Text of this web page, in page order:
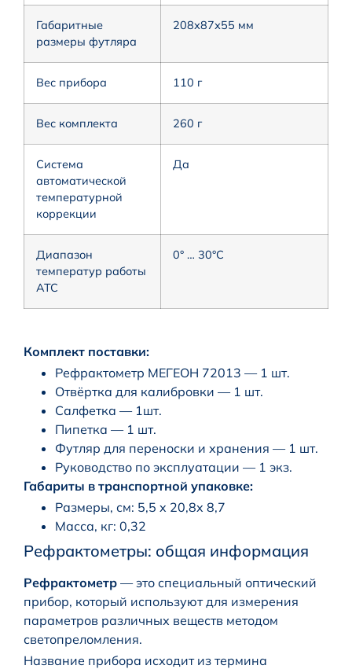
Габаритные
размеры футляра
208х87х55 мм
Вес прибора 110 г
Вес комплекта 260 г
Система
автоматической
температурной
коррекции
Да
Диапазон
температур работы
АТС
0° … 30°С
Комплект поставки:
Рефрактометр МЕГЕОН 72013 — 1 шт.
Отвёртка для калибровки — 1 шт.
Салфетка — 1шт.
Пипетка — 1 шт.
Футляр для переноски и хранения — 1 шт.
Руководство по эксплуатации — 1 экз.
Габариты в транспортной упаковке:
Размеры, см: 5,5 x 20,8x 8,7
Масса, кг: 0,32
Рефрактометры: общая информация
Рефрактометр — это специальный оптический
прибор, который используют для измерения
параметров различных веществ методом
светопреломления.
Название прибора исходит из термина